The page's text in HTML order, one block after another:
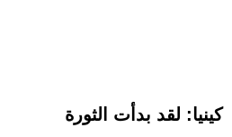
كينيا: لقد بدأت الثورة